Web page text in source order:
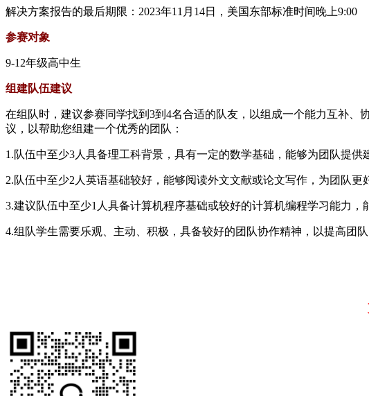
解决方案报告的最后期限：2023年11月14日，美国东部标准时间晚上9:00
参赛对象
9-12年级高中生
组建队伍建议
在组队时，建议参赛同学找到3到4名合适的队友，以组成一个能力互补
议，以帮助您组建一个优秀的团队：
1.队伍中至少3人具备理工科背景，具有一定的数学基础，能够为团队提供
2.队伍中至少2人英语基础较好，能够阅读外文文献或论文写作，为团队更
3.建议队伍中至少1人具备计算机程序基础或较好的计算机编程学习能力
4.组队学生需要乐观、主动、积极，具备较好的团队协作精神，以提高团队